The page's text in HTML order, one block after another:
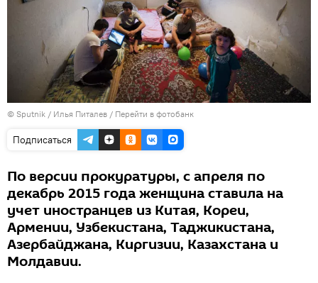
© Sputnik / Илья Питалев / Перейти в фотобанк
Подписаться
По версии прокуратуры, с апреля по
декабрь 2015 года женщина ставила на
учет иностранцев из Китая, Кореи,
Армении, Узбекистана, Таджикистана,
Азербайджана, Киргизии, Казахстана и
Молдавии.